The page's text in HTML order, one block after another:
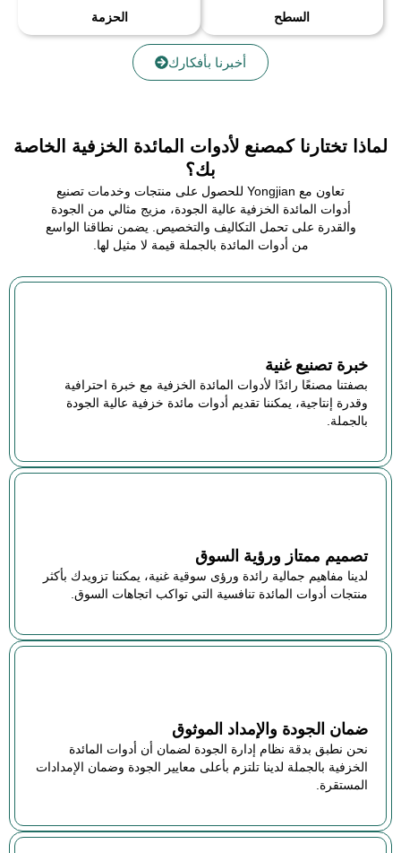
السطح الحزمة
أخبرنا بأفكارك
لماذا تختارنا كمصنع لأدوات المائدة الخزفية الخاصة
بك؟
تعاون مع Yongjian للحصول على منتجات وخدمات تصنيع
أدوات المائدة الخزفية عالية الجودة، مزيج مثالي من الجودة
والقدرة على تحمل التكاليف والتخصيص. يضمن نطاقنا الواسع
من أدوات المائدة بالجملة قيمة لا مثيل لها.
خبرة تصنيع غنية
بصفتنا مصنعًا رائدًا لأدوات المائدة الخزفية مع خبرة احترافية
وقدرة إنتاجية، يمكننا تقديم أدوات مائدة خزفية عالية الجودة
بالجملة.
تصميم ممتاز ورؤية السوق
لدينا مفاهيم جمالية رائدة ورؤى سوقية غنية، يمكننا تزويدك بأكثر
منتجات أدوات المائدة تنافسية التي تواكب اتجاهات السوق.
ضمان الجودة والإمداد الموثوق
نحن نطبق بدقة نظام إدارة الجودة لضمان أن أدوات المائدة
الخزفية بالجملة لدينا تلتزم بأعلى معايير الجودة وضمان الإمدادات
المستقرة.